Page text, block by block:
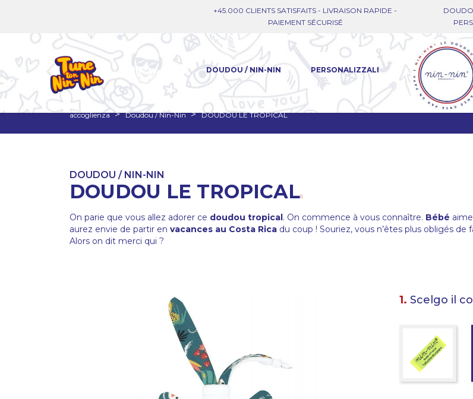
+45.000 CLIENTS SATISFAITS - LIVRAISON RAPIDE -
PAIEMENT SÉCURISÉ
DOUDOU / NIN-NIN PERSONALIZZALI
accoglienza Doudou / Nin-Nin DOUDOU LE TROPICAL
DOUDOU / NIN-NIN
DOUDOU LE TROPICAL
On parie que vous allez adorer ce doudou tropical. On commence à vous connaître. Bébé
aurez envie de partir en vacances au Costa Rica du coup ! Souriez, vous n’êtes plus obligés de
Alors on dit merci qui ?
1. Scelgo il